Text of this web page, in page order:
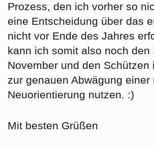
Prozess, den ich vorher so
eine Entscheidung über das
nicht vor Ende des Jahres
kann ich somit also noch den
November und den Schützen
zur genauen Abwägung einer
Neuorientierung nutzen. :)
Mit besten Grüßen